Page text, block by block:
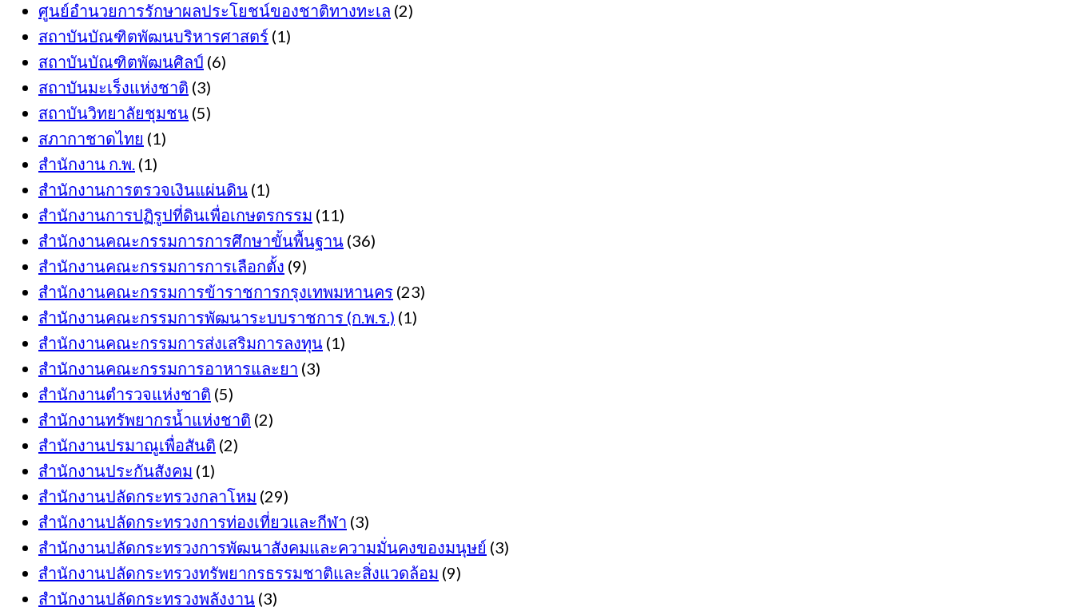
ศูนย์อำนวยการรักษาผลประโยชน์ของชาติทางทะเล (2)
สถาบันบัณฑิตพัฒนบริหารศาสตร์ (1)
สถาบันบัณฑิตพัฒนศิลป์ (6)
สถาบันมะเร็งแห่งชาติ (3)
สถาบันวิทยาลัยชุมชน (5)
สภากาชาดไทย (1)
สำนักงาน ก.พ. (1)
สำนักงานการตรวจเงินแผ่นดิน (1)
สำนักงานการปฏิรูปที่ดินเพื่อเกษตรกรรม (11)
สำนักงานคณะกรรมการการศึกษาขั้นพื้นฐาน (36)
สำนักงานคณะกรรมการการเลือกตั้ง (9)
สำนักงานคณะกรรมการข้าราชการกรุงเทพมหานคร (23)
สำนักงานคณะกรรมการพัฒนาระบบราชการ (ก.พ.ร.) (1)
สำนักงานคณะกรรมการส่งเสริมการลงทุน (1)
สำนักงานคณะกรรมการอาหารและยา (3)
สำนักงานตำรวจแห่งชาติ (5)
สำนักงานทรัพยากรน้ำแห่งชาติ (2)
สำนักงานปรมาณูเพื่อสันติ (2)
สำนักงานประกันสังคม (1)
สำนักงานปลัดกระทรวงกลาโหม (29)
สำนักงานปลัดกระทรวงการท่องเที่ยวและกีฬา (3)
สำนักงานปลัดกระทรวงการพัฒนาสังคมและความมั่นคงของมนุษย์ (3)
สำนักงานปลัดกระทรวงทรัพยากรธรรมชาติและสิ่งแวดล้อม (9)
สำนักงานปลัดกระทรวงพลังงาน (3)